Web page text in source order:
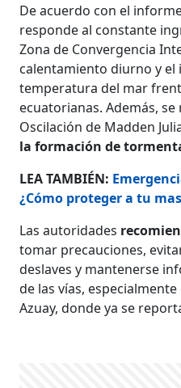
De acuerdo con el
responde al constante
Zona de Convergencia
calentamiento diurno y el
temperatura del mar
ecuatorianas. Además,
Oscilación de Madden
la formación de
LEA TAMBIÉN:
¿Cómo proteger a tu
Las autoridades
tomar precauciones,
deslaves y mantenerse
de las vías, especialmente
Azuay, donde ya se